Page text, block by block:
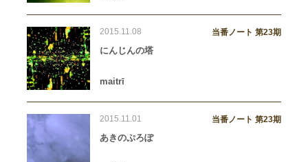
2015.11.08 当番ノート 第23期
にんじんの塔
maitrī
2015.11.01 当番ノート 第23期
あきのぷろぽ